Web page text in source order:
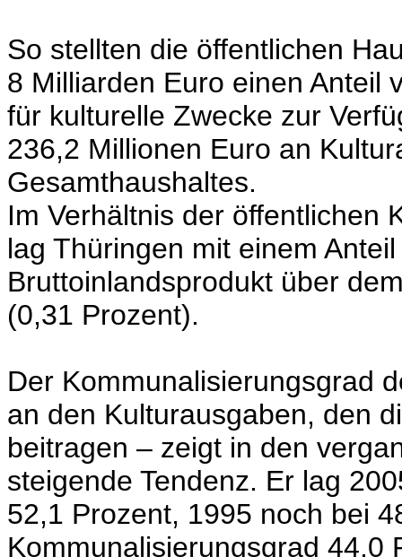
So stellten die öffentlichen
8 Milliarden Euro einen Anteil
für kulturelle Zwecke zur
236,2 Millionen Euro an
Gesamthaushaltes.
Im Verhältnis der öffentlichen
lag Thüringen mit einem
Bruttoinlandsprodukt über
(0,31 Prozent).
Der Kommunalisierungsgrad
an den Kulturausgaben, den
beitragen – zeigt in den
steigende Tendenz. Er lag
52,1 Prozent, 1995 noch bei
Kommunalisierungsgrad 44,0